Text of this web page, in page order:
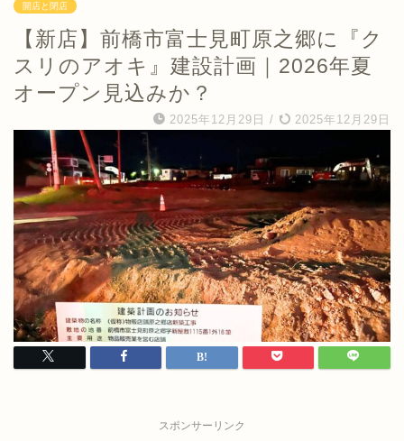
開店と閉店
【新店】前橋市富士見町原之郷に『ク
スリのアオキ』建設計画｜2026年夏
オープン見込みか？
2025年12月29日 / 2025年12月29日
スポンサーリンク